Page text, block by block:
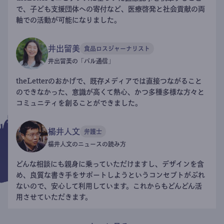
で、子ども支援団体への寄付など、医療啓発と社会貢献の両
軸での活動が可能になりました。
井出留美 食品ロスジャーナリスト
井出留美の「パル通信」
theLetterのおかげで、既存メディアでは直接つながること
のできなかった、意識が高くて熱心、かつ多種多様な方々と
コミュニティを創ることができました。
楊井人文 弁護士
楊井人文のニュースの読み方
どんな相談にも親身に乗っていただけますし、デザインを含
め、良質な書き手をサポートしようというコンセプトがぶれ
ないので、安心して利用しています。これからもどんどん活
用させていただきます。